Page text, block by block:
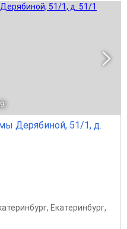
Дерябиной, 51/1, д.
, Екатеринбург,